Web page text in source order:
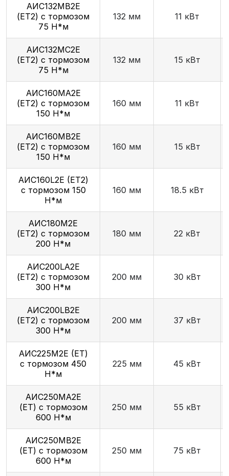
АИС132МВ2Е
(ET2) с тормозом
75 Н*м
132 мм 11 кВт
АИС132МС2Е
(ET2) с тормозом
75 Н*м
132 мм 15 кВт
АИС160МА2Е
(ET2) с тормозом
150 Н*м
160 мм 11 кВт
АИС160МB2Е
(ET2) с тормозом
150 Н*м
160 мм 15 кВт
AИC160L2Е (ET2)
с тормозом 150
Н*м
160 мм 18.5 кВт
АИС180М2Е
(ET2) с тормозом
200 Н*м
180 мм 22 кВт
АИС200LА2Е
(ET2) с тормозом
300 Н*м
200 мм 30 кВт
AИC200LB2Е
(ET2) с тормозом
300 Н*м
200 мм 37 кВт
АИС225М2Е (ET)
с тормозом 450
Н*м
225 мм 45 кВт
АИС250МА2Е
(ET) с тормозом
600 Н*м
250 мм 55 кВт
АИС250МВ2Е
(ET) с тормозом
600 Н*м
250 мм 75 кВт